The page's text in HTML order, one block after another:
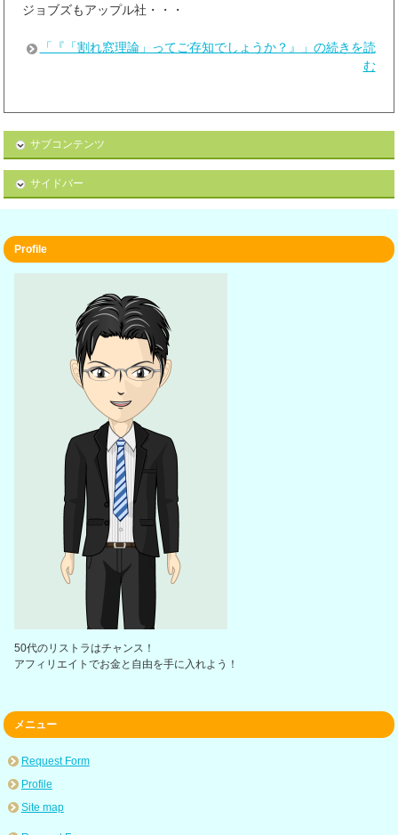
ジョブズもアップル社・・・
「『「割れ窓理論」ってご存知でしょうか？』」の続きを読
む
サブコンテンツ
サイドバー
Profile
50代のリストラはチャンス！
アフィリエイトでお金と自由を手に入れよう！
メニュー
Request Form
Profile
Site map